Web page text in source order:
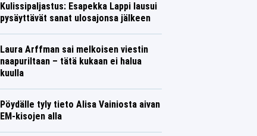
Kulissipaljastus: Esapekka Lappi lausui
pysäyttävät sanat ulosajonsa jälkeen
Laura Arffman sai melkoisen viestin
naapuriltaan – tätä kukaan ei halua
kuulla
Pöydälle tyly tieto Alisa Vainiosta aivan
EM-kisojen alla